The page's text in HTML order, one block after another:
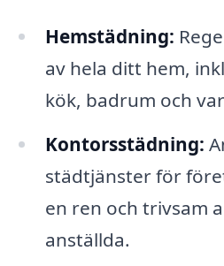
Hemstädning:
av hela ditt hem,
kök, badrum och
Kontorsstädning:
städtjänster för
en ren och trivsam
anställda.